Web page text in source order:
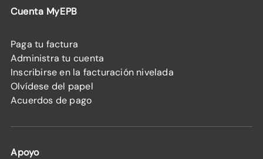
Cuenta MyEPB
Paga tu factura
Administra tu cuenta
Inscribirse en la facturación nivelada
Olvídese del papel
Acuerdos de pago
Apoyo